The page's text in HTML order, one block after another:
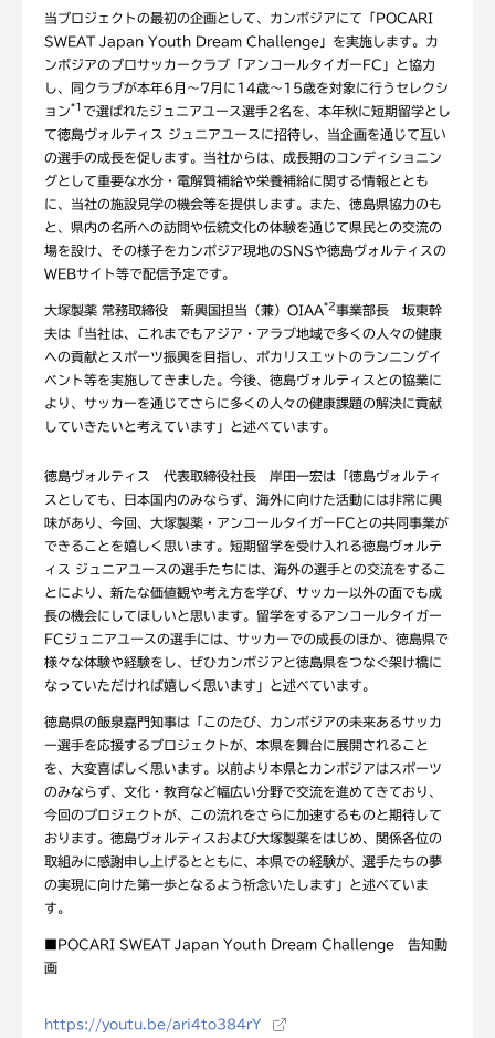
当プロジェクトの最初の企画として、カンボジアにて「POCARI
SWEAT Japan Youth Dream Challenge」を実施します。カ
ンボジアのプロサッカークラブ「アンコールタイガーFC」と協力
し、同クラブが本年6月～7月に14歳～15歳を対象に行うセレクシ
ョン*1 で選ばれたジュニアユース選手2名を、本年秋に短期留学とし
て徳島ヴォルティス ジュニアユースに招待し、当企画を通じて互い
の選手の成長を促します。当社からは、成長期のコンディショニン
グとして重要な水分・電解質補給や栄養補給に関する情報ととも
に、当社の施設見学の機会等を提供します。また、徳島県協力のも
と、県内の名所への訪問や伝統文化の体験を通じて県民との交流の
場を設け、その様子をカンボジア現地のSNSや徳島ヴォルティスの
WEBサイト等で配信予定です。
大塚製薬 常務取締役 新興国担当（兼）OIAA*2事業部長 坂東幹
夫は「当社は、これまでもアジア・アラブ地域で多くの人々の健康
への貢献とスポーツ振興を目指し、ポカリスエットのランニングイ
ベント等を実施してきました。今後、徳島ヴォルティスとの協業に
より、サッカーを通じてさらに多くの人々の健康課題の解決に貢献
していきたいと考えています」と述べています。
徳島ヴォルティス 代表取締役社長 岸田一宏は「徳島ヴォルティ
スとしても、日本国内のみならず、海外に向けた活動には非常に興
味があり、今回、大塚製薬・アンコールタイガーFCとの共同事業が
できることを嬉しく思います。短期留学を受け入れる徳島ヴォルテ
ィス ジュニアユースの選手たちには、海外の選手との交流をするこ
とにより、新たな価値観や考え方を学び、サッカー以外の面でも成
長の機会にしてほしいと思います。留学をするアンコールタイガー
FCジュニアユースの選手には、サッカーでの成長のほか、徳島県で
様々な体験や経験をし、ぜひカンボジアと徳島県をつなぐ架け橋に
なっていただければ嬉しく思います」と述べています。
徳島県の飯泉嘉門知事は「このたび、カンボジアの未来あるサッカ
ー選手を応援するプロジェクトが、本県を舞台に展開されること
を、大変喜ばしく思います。以前より本県とカンボジアはスポーツ
のみならず、文化・教育など幅広い分野で交流を進めてきており、
今回のプロジェクトが、この流れをさらに加速するものと期待して
おります。徳島ヴォルティスおよび大塚製薬をはじめ、関係各位の
取組みに感謝申し上げるとともに、本県での経験が、選手たちの夢
の実現に向けた第一歩となるよう祈念いたします」と述べていま
す。
■POCARI SWEAT Japan Youth Dream Challenge 告知動
画
https://youtu.be/ari4to384rY